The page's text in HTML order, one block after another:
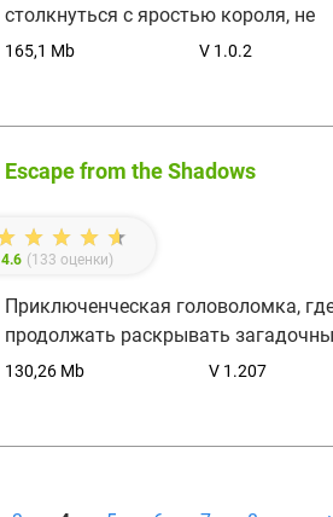
столкнуться с яростью короля, не
165,1 Mb V 1.0.2
Escape from the Shadows
4.6 (133 оценки)
Приключенческая головоломка,
продолжать раскрывать
130,26 Mb V 1.207